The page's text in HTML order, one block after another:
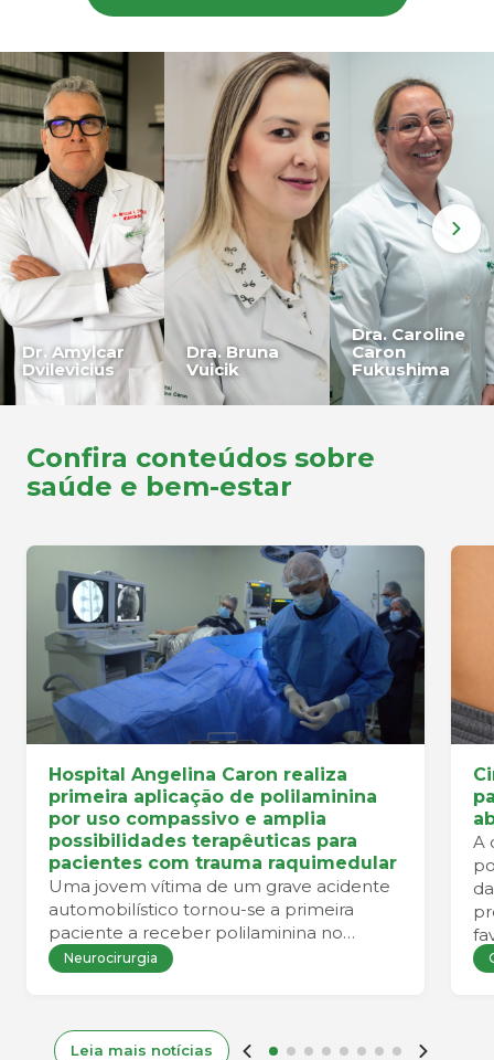
Dr. Amylcar
Dvilevicius
Dra. Bruna
Vuicik
Dra. Caroline
Caron
Fukushima
Confira conteúdos sobre
saúde e bem-estar
Hospital Angelina Caron realiza
primeira aplicação de polilaminina
por uso compassivo e amplia
possibilidades terapêuticas para
pacientes com trauma raquimedular
Uma jovem vítima de um grave acidente
automobilístico tornou-se a primeira
paciente a receber polilaminina no
Hospital Angelina Caron por meio de um
programa de uso compassivo. A
multidisciplinar permitiu que todas as
etapas clínicas, científicas e regulatórias
Neurocirurgia
A
Leia mais notícias